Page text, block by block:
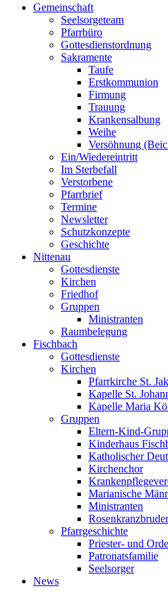
Gemeinschaft
Seelsorgeteam
Pfarrbüro
Gottesdienstordnung
Sakramente
Taufe
Erstkommunion
Firmung
Trauung
Krankensalbung
Weihe
Versöhnung
Ein/Wiedereintritt
Im Sterbefall
Verstorbene
Pfarrbrief
Termine
Newsletter
Schutzkonzepte
Geschichte
Nittenau
Gottesdienste
Kirchen
Friedhof
Gruppen
Ministranten
Raumbelegung
Fischbach
Gottesdienste
Kirchen
Pfarrkirche St.
Kapelle St.
Kapelle Maria
Gruppen
Eltern-Kind-
Kinderhaus
Katholischer
Kirchenchor
Marianische
Ministranten
Pfarrgeschichte
Priester- und
Patronatsfamilie
Seelsorger
News